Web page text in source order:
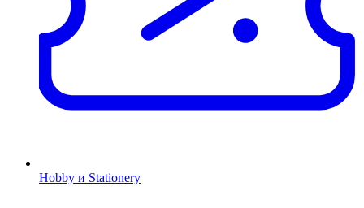
Hobby и Stationery